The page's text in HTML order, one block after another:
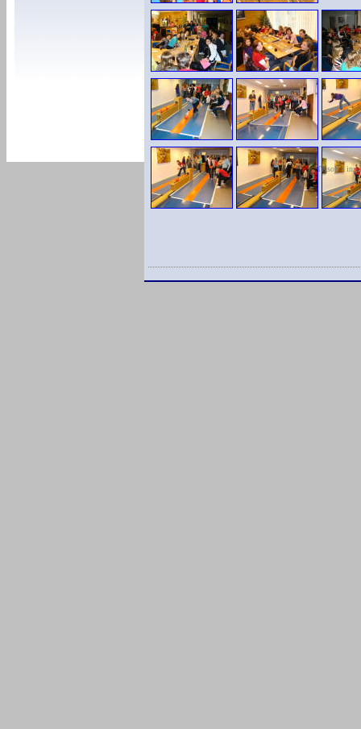
TKsoft -